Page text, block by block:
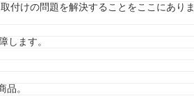
付けの問題を解決することをここにありま
します。
品。